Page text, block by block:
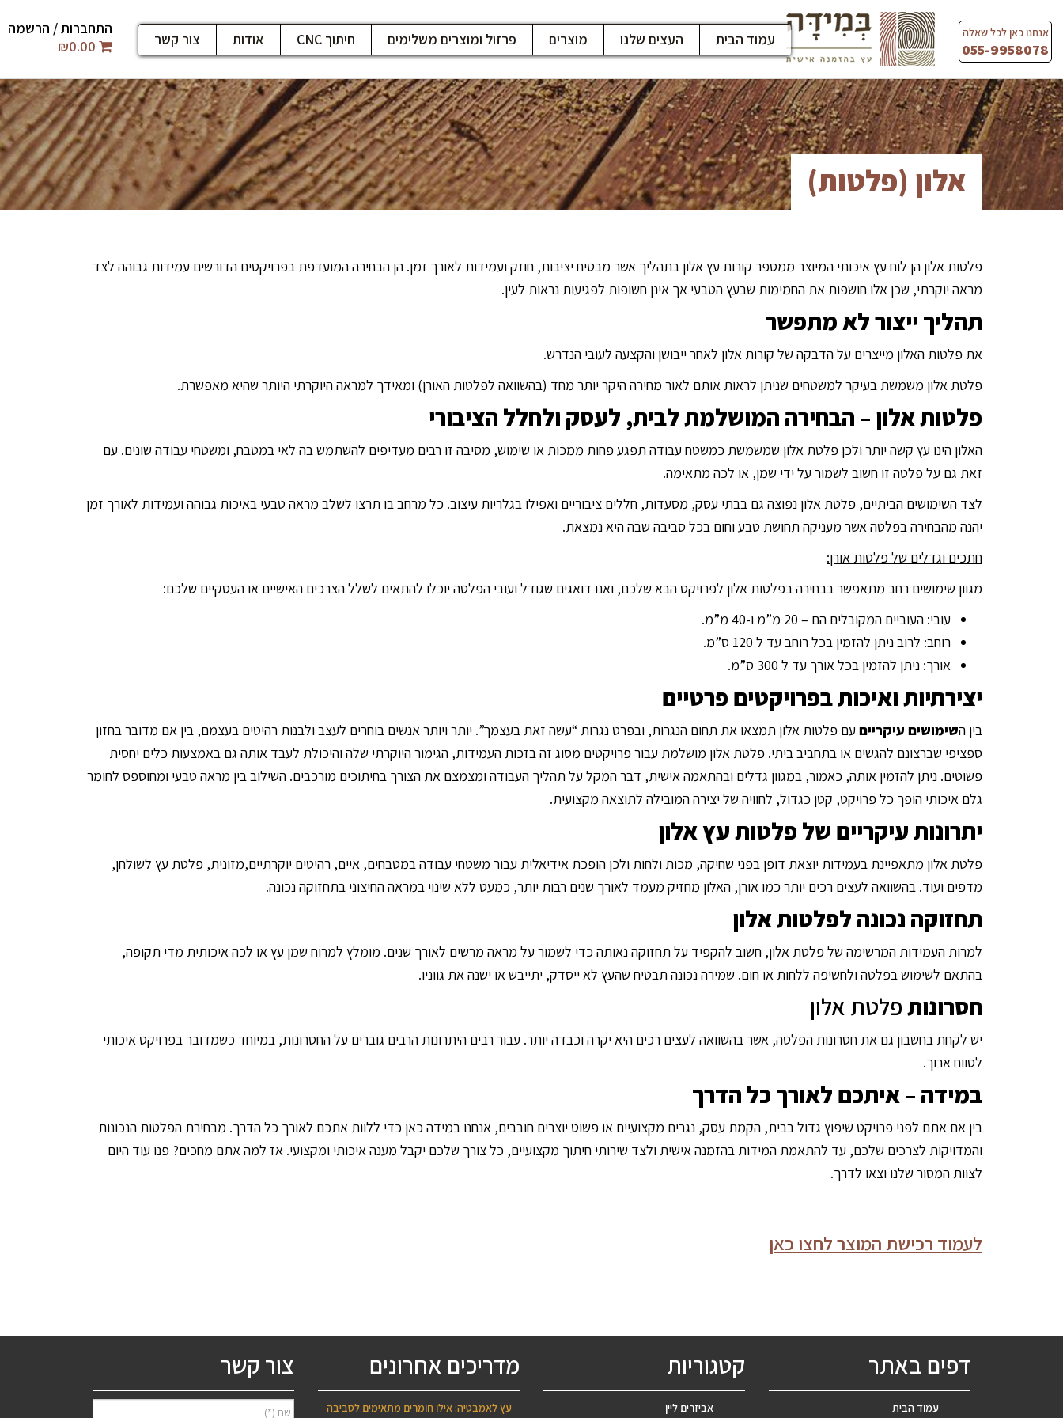
content
אנחנו כאן לכל שאלה
055-9958078
עמוד הבית העצים שלנו מוצרים פרזול ומוצרים משלימים חיתוך CNC אודות צור קשר
התחברות / הרשמה
₪0.00
אלון (פלטות)
פלטות אלון הן לוח עץ איכותי המיוצר ממספר קורות עץ אלון בתהליך אשר מבטיח יציבות, חוזק ועמידות לאורך זמן. הן הבחירה המועדפת בפרויקטים הדורשים עמידות גבוהה לצד
מראה יוקרתי, שכן אלו חושפות את החמימות שבעץ הטבעי אך אינן חשופות לפגיעות נראות לעין.
תהליך ייצור לא מתפשר
את פלטות האלון מייצרים על הדבקה של קורות אלון לאחר ייבושן והקצעה לעובי הנדרש.
פלטת אלון משמשת בעיקר למשטחים שניתן לראות אותם לאור מחירה היקר יותר מחד (בהשוואה לפלטות האורן) ומאידך למראה היוקרתי היותר שהיא מאפשרת.
פלטות אלון – הבחירה המושלמת לבית, לעסק ולחלל הציבורי
האלון הינו עץ קשה יותר ולכן פלטת אלון שמשמשת כמשטח עבודה תפגע פחות ממכות או שימוש, מסיבה זו רבים מעדיפים להשתמש בה לאי במטבח, ומשטחי עבודה שונים. עם
זאת גם על פלטה זו חשוב לשמור על ידי שמן, או לכה מתאימה.
לצד השימושים הביתיים, פלטת אלון נפוצה גם בבתי עסק, מסעדות, חללים ציבוריים ואפילו בגלריות עיצוב. כל מרחב בו תרצו לשלב מראה טבעי באיכות גבוהה ועמידות לאורך זמן
יהנה מהבחירה בפלטה אשר מעניקה תחושת טבע וחום בכל סביבה שבה היא נמצאת.
חתכים וגדלים של פלטות אורן:
מגוון שימושים רחב מתאפשר בבחירה בפלטות אלון לפרויקט הבא שלכם, ואנו דואגים שגודל ועובי הפלטה יוכלו להתאים לשלל הצרכים האישיים או העסקיים שלכם:
עובי: העוביים המקובלים הם – 20 מ”מ ו-40 מ”מ.
רוחב: לרוב ניתן להזמין בכל רוחב עד ל 120 ס”מ.
אורך: ניתן להזמין בכל אורך עד ל 300 ס”מ.
יצירתיות ואיכות בפרויקטים פרטיים
בין השימושים עיקריים עם פלטות אלון תמצאו את תחום הנגרות, ובפרט נגרות “עשה זאת בעצמך”. יותר ויותר אנשים בוחרים לעצב ולבנות רהיטים בעצמם, בין אם מדובר בחזון
ספציפי שברצונם להגשים או בתחביב ביתי. פלטת אלון מושלמת עבור פרויקטים מסוג זה בזכות העמידות, הגימור היוקרתי שלה והיכולת לעבד אותה גם באמצעות כלים יחסית
פשוטים. ניתן להזמין אותה, כאמור, במגוון גדלים ובהתאמה אישית, דבר המקל על תהליך העבודה ומצמצם את הצורך בחיתוכים מורכבים. השילוב בין מראה טבעי ומחוספס לחומר
גלם איכותי הופך כל פרויקט, קטן כגדול, לחוויה של יצירה המובילה לתוצאה מקצועית.
יתרונותעיקריים של פלטות עץ אלון
פלטת אלון מתאפיינת בעמידות יוצאת דופן בפני שחיקה, מכות ולחות ולכן הופכת אידיאלית עבור משטחי עבודה במטבחים, איים, רהיטים יוקרתיים,מזונית, פלטת עץ לשולחן,
מדפים ועוד. בהשוואה לעצים רכים יותר כמו אורן, האלון מחזיק מעמד לאורך שנים רבות יותר, כמעט ללא שינוי במראה החיצוני בתחזוקה נכונה.
תחזוקה נכונה לפלטות אלון
למרות העמידות המרשימה של פלטת אלון, חשוב להקפיד על תחזוקה נאותה כדי לשמור על מראה מרשים לאורך שנים. מומלץ למרוח שמן עץ או לכה איכותית מדי תקופה,
בהתאם לשימוש בפלטה ולחשיפה ללחות או חום. שמירה נכונה תבטיח שהעץ לא ייסדק, יתייבש או ישנה את גווניו.
חסרונותפלטת אלון
יש לקחת בחשבון גם את חסרונות הפלטה, אשר בהשוואה לעצים רכים היא יקרה וכבדה יותר. עבור רבים היתרונות הרבים גוברים על החסרונות, במיוחד כשמדובר בפרויקט איכותי
לטווח ארוך.
במידה – איתכם לאורך כל הדרך
בין אם אתם לפני פרויקט שיפוץ גדול בבית, הקמת עסק, נגרים מקצועיים או פשוט יוצרים חובבים, אנחנו במידה כאן כדי ללוות אתכם לאורך כל הדרך. מבחירת הפלטות הנכונות
והמדויקות לצרכים שלכם, עד להתאמת המידות בהזמנה אישית ולצד שירותי חיתוך מקצועיים, כל צורך שלכם יקבל מענה איכותי ומקצועי. אז למה אתם מחכים? פנו עוד היום
לצוות המסור שלנו וצאו לדרך.
לעמוד רכישת המוצר לחצו כאן
דפים באתר
עמוד הבית
קטגוריות
אביזרים ליין
מדריכים אחרונים
עץ לאמבטיה: אילו חומרים מתאימים לסביבה
צור קשר